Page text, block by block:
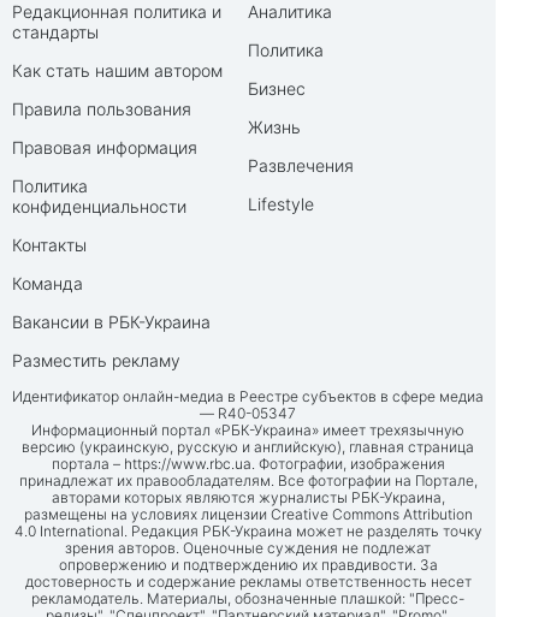
Редакционная политика и
стандарты
Как стать нашим автором
Правила пользования
Правовая информация
Политика
конфиденциальности
Контакты
Команда
Вакансии в РБК-Украина
Разместить рекламу
Аналитика
Политика
Бизнес
Жизнь
Развлечения
Lifestyle
Идентификатор онлайн-медиа в Реестре субъектов в сфере медиа
— R40-05347
Информационный портал «РБК-Украина» имеет трехязычную
версию (украинскую, русскую и английскую), главная страница
портала – https://www.rbc.ua. Фотографии, изображения
принадлежат их правообладателям. Все фотографии на Портале,
авторами которых являются журналисты РБК-Украина,
размещены на условиях лицензии Creative Commons Attribution
4.0 International. Редакция РБК-Украина может не разделять точку
зрения авторов. Оценочные суждения не подлежат
опровержению и подтверждению их правдивости. За
достоверность и содержание рекламы ответственность несет
рекламодатель. Материалы, обозначенные плашкой: "Пресс-